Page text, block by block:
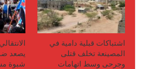
اشتباكات قبلية دامية في
المصينعة تخلف قتلى
وجرحى وسط اتهامات
يصعد
شبوة